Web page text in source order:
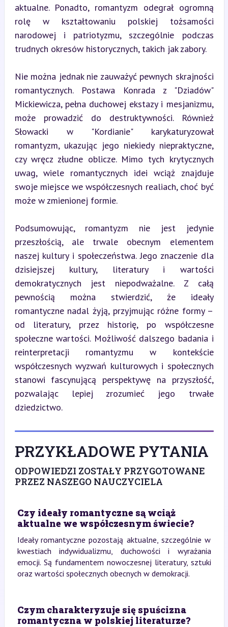
aktualne. Ponadto, romantyzm odegrał ogromną
rolę w kształtowaniu polskiej tożsamości
narodowej i patriotyzmu, szczególnie podczas
trudnych okresów historycznych, takich jak zabory.
Nie można jednak nie zauważyć pewnych skrajności
romantycznych. Postawa Konrada z "Dziadów"
Mickiewicza, pełna duchowej ekstazy i mesjanizmu,
może prowadzić do destruktywności. Również
Słowacki w "Kordianie" karykaturyzował
romantyzm, ukazując jego niekiedy niepraktyczne,
czy wręcz złudne oblicze. Mimo tych krytycznych
uwag, wiele romantycznych idei wciąż znajduje
swoje miejsce we współczesnych realiach, choć być
może w zmienionej formie.
Podsumowując, romantyzm nie jest jedynie
przeszłością, ale trwale obecnym elementem
naszej kultury i społeczeństwa. Jego znaczenie dla
dzisiejszej kultury, literatury i wartości
demokratycznych jest niepodważalne. Z całą
pewnością można stwierdzić, że ideały
romantyczne nadal żyją, przyjmując różne formy –
od literatury, przez historię, po współczesne
społeczne wartości. Możliwość dalszego badania i
reinterpretacji romantyzmu w kontekście
współczesnych wyzwań kulturowych i społecznych
stanowi fascynującą perspektywę na przyszłość,
pozwalając lepiej zrozumieć jego trwałe
dziedzictwo.
PRZYKŁADOWE PYTANIA
ODPOWIEDZI ZOSTAŁY PRZYGOTOWANE
PRZEZ NASZEGO NAUCZYCIELA
Czy ideały romantyczne są wciąż
aktualne we współczesnym świecie?
Ideały romantyczne pozostają aktualne, szczególnie w
kwestiach indywidualizmu, duchowości i wyrażania
emocji. Są fundamentem nowoczesnej literatury, sztuki
oraz wartości społecznych obecnych w demokracji.
Czym charakteryzuje się spuścizna
romantyczna w polskiej literaturze?